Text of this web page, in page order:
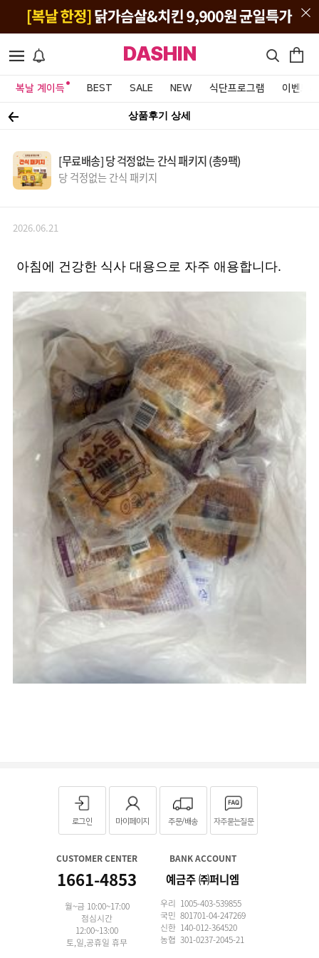
DASHIN
복날 계이득 BEST SALE NEW 식단프로그램 이벤트&
상품후기 상세
[무료배송] 당 걱정없는 간식 패키지 (총9팩)
당 걱정없는 간식 패키지
2026.06.21
아침에 건강한 식사 대용으로 자주 애용합니다.
로그인 마이페이지 주문/배송 자주묻는질문
CUSTOMER CENTER
1661-4853
월~금 10:00~17:00
점심시간
12:00~13:00
토,일,공휴일 휴무
BANK ACCOUNT
예금주 ㈜퍼니엠
우리 1005-403-539855
국민 801701-04-247269
신한 140-012-364520
농협 301-0237-2045-21